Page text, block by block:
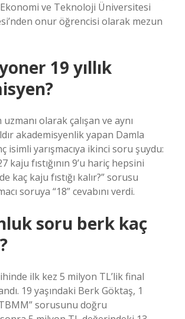
ve Teknoloji Üniversitesi
onur öğrencisi olarak mezun
19 yıllık
uzmanı olarak çalışan ve aynı
akademisyenlik yapan Damla
isimli yarışmacıya ikinci soru şuydu:
kaju fıstığının 9’u hariç hepsini
kaç kaju fıstığı kalır?” sorusu
soruya “18” cevabını verdi.
soru berk kaç
ilk kez 5 milyon TL’lik final
19 yaşındaki Berk Göktaş, 1
sorusunu doğru